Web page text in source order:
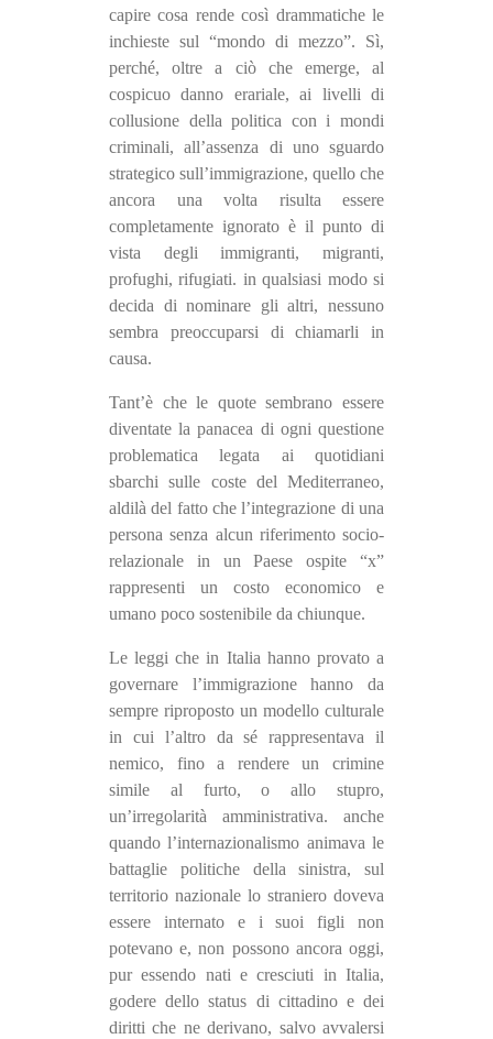
capire cosa rende così drammatiche le
inchieste sul “mondo di mezzo”. Sì,
perché, oltre a ciò che emerge, al
cospicuo danno erariale, ai livelli di
collusione della politica con i mondi
criminali, all’assenza di uno sguardo
strategico sull’immigrazione, quello che
ancora una volta risulta essere
completamente ignorato è il punto di
vista degli immigranti, migranti,
profughi, rifugiati. in qualsiasi modo si
decida di nominare gli altri, nessuno
sembra preoccuparsi di chiamarli in
causa.
Tant’è che le quote sembrano essere
diventate la panacea di ogni questione
problematica legata ai quotidiani
sbarchi sulle coste del Mediterraneo,
aldilà del fatto che l’integrazione di una
persona senza alcun riferimento socio-
relazionale in un Paese ospite “x”
rappresenti un costo economico e
umano poco sostenibile da chiunque.
Le leggi che in Italia hanno provato a
governare l’immigrazione hanno da
sempre riproposto un modello culturale
in cui l’altro da sé rappresentava il
nemico, fino a rendere un crimine
simile al furto, o allo stupro,
un’irregolarità amministrativa. anche
quando l’internazionalismo animava le
battaglie politiche della sinistra, sul
territorio nazionale lo straniero doveva
essere internato e i suoi figli non
potevano e, non possono ancora oggi,
pur essendo nati e cresciuti in Italia,
godere dello status di cittadino e dei
diritti che ne derivano, salvo avvalersi